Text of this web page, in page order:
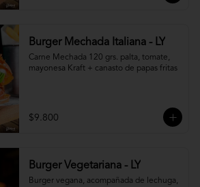
Burger Mechada Italiana - LY
Carne Mechada 120 grs. palta, tomate,
mayonesa Kraft + canasto de papas fritas
$9.800
Burger Vegetariana - LY
Burger vegana, acompañada de lechuga,